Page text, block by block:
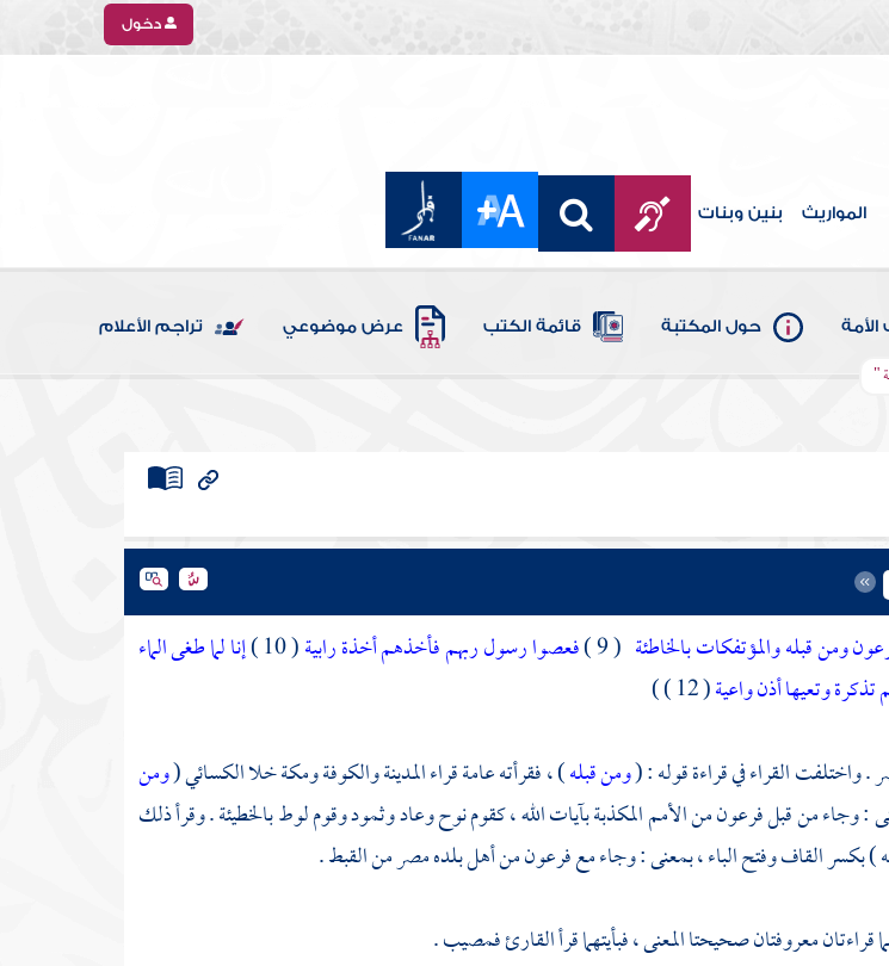
دخول
المواريث بنين وبنات
الأمة حول المكتبة قائمة الكتب عرض موضوعي تراجم الأعلام
"
ومن قبله والمؤتفكات بالخاطئة ( 9 ) فعصوا رسول ربهم فأخذهم أخذة رابية( 10 )
إنا لما طغى الماء
وتعيها أذن واعية( 12 ) )
. واختلفت القراء في قراءة قوله : (ومن قبله) ، فقرأته عامة قراءالمدينةوالكوفةومكةخلاالكسائي(ومن
: وجاء من قبلفرعونمن الأمم المكذبة بآيات الله ، كقومنوحوعادوثمودوقوملوطبالخطيئة . وقرأ ذلك
) بكسر القاف وفتح الباء ، بمعنى : وجاء معفرعونمن أهل بلدهمصرمن القبط .
معروفتان صحيحتا المعنى ، فبأيتهما قرأ القارئ فمصيب .